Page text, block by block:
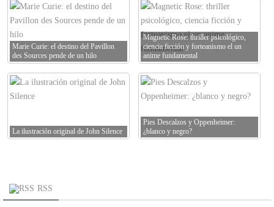
Marie Curie: el destino del Pavillon
des Sources pende de un hilo
Magnetic Rose: thriller psicológico,
ciencia ficción y forteanismo el un
anime fundamental
La ilustración original de John Silence
Pies Descalzos y Oppenheimer:
¿blanco y negro?
RSS